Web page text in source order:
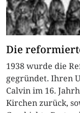
Die
1938 wurde die
gegründet. Ihren
Calvin im 16.
Kirchen zurück,